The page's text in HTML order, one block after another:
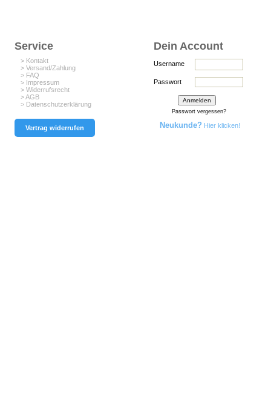
Service
> Kontakt
> Versand/Zahlung
> FAQ
> Impressum
> Widerrufsrecht
> AGB
> Datenschutzerklärung
Vertrag widerrufen
Dein Account
Username
Passwort
Passwort vergessen?
Neukunde? Hier klicken!